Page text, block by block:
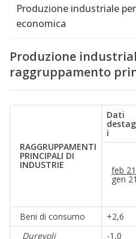
Produzione industriale
economica
Produzione
raggruppamento
RAGGRUPPAMENTI
PRINCIPALI DI
INDUSTRIE
Dati
i
feb 21
gen 21
Beni di consumo
+2,6
Durevoli
-1,0